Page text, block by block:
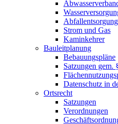
Abfallentsorgung
Strom und Gas
Kaminkehrer
Bauleitplanung
Bebauungspläne
Satzungen gem.
Datenschutz in
Ortsrecht
Satzungen
Verordnungen